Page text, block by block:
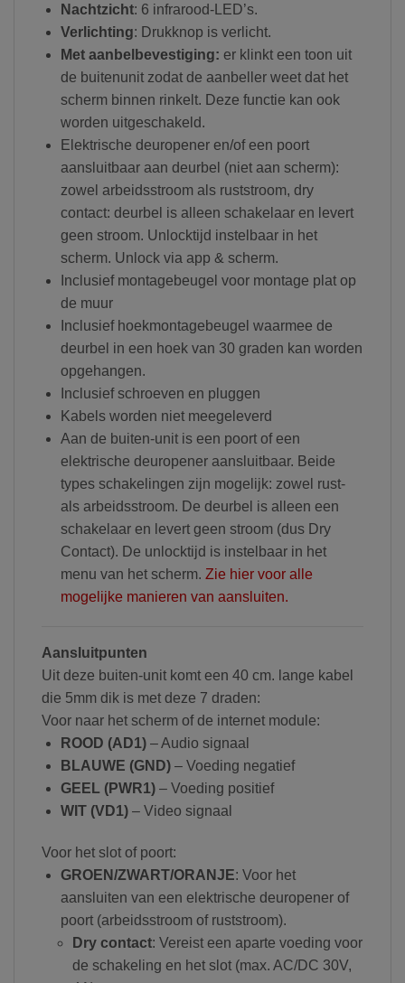
Nachtzicht: 6 infrarood-LED’s.
Verlichting: Drukknop is verlicht.
Met aanbelbevestiging: er klinkt een toon uit
de buitenunit zodat de aanbeller weet dat het
scherm binnen rinkelt. Deze functie kan ook
worden uitgeschakeld.
Elektrische deuropener en/of een poort
aansluitbaar aan deurbel (niet aan scherm):
zowel arbeidsstroom als ruststroom, dry
contact: deurbel is alleen schakelaar en levert
geen stroom. Unlocktijd instelbaar in het
scherm. Unlock via app & scherm.
Inclusief montagebeugel voor montage plat op
de muur
Inclusief hoekmontagebeugel waarmee de
deurbel in een hoek van 30 graden kan worden
opgehangen.
Inclusief schroeven en pluggen
Kabels worden niet meegeleverd
Aan de buiten-unit is een poort of een
elektrische deuropener aansluitbaar. Beide
types schakelingen zijn mogelijk: zowel rust-
als arbeidsstroom. De deurbel is alleen een
schakelaar en levert geen stroom (dus Dry
Contact). De unlocktijd is instelbaar in het
menu van het scherm. Zie hier voor alle
mogelijke manieren van aansluiten.
Aansluitpunten
Uit deze buiten-unit komt een 40 cm. lange kabel
die 5mm dik is met deze 7 draden:
Voor naar het scherm of de internet module:
ROOD (AD1)– Audio signaal
BLAUWE (GND)– Voeding negatief
GEEL (PWR1)– Voeding positief
WIT (VD1)– Video signaal
Voor het slot of poort:
GROEN/ZWART/ORANJE: Voor het
aansluiten van een elektrische deuropener of
poort (arbeidsstroom of ruststroom).
Dry contact: Vereist een aparte voeding voor
de schakeling en het slot (max. AC/DC 30V,